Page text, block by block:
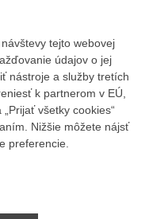
tejto webovej
údajov o jej
nástroje a služby tretích
k partnerom v EÚ,
všetky cookies“
Nižšie môžete nájsť
preferencie.